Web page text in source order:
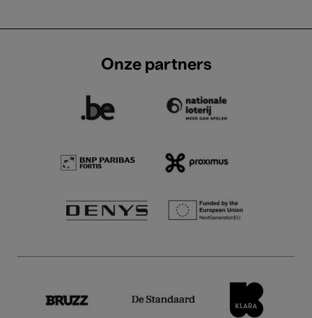
Onze partners